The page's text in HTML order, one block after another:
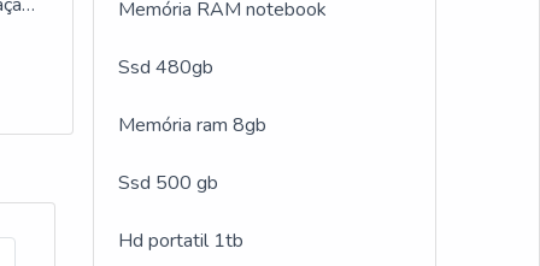
Memória RAM notebook
Ssd 480gb
Memória ram 8gb
Ssd 500 gb
Hd portatil 1tb